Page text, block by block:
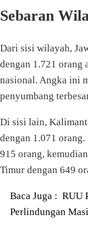
Sebaran
Dari sisi wilayah,
dengan 1.721 orang
nasional. Angka ini
penyumbang
Di sisi lain,
dengan 1.071
915 orang,
Timur dengan 649
Baca Juga : RUU
Perlindungan